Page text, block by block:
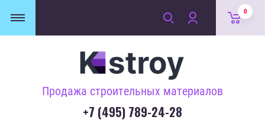
0
Продажа строительных материалов
+7 (495) 789-24-28